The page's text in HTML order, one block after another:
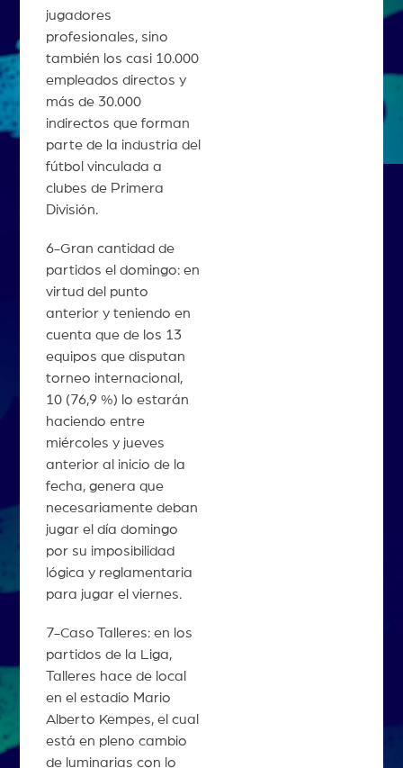
jugadores
profesionales, sino
también los casi 10.000
empleados directos y
más de 30.000
indirectos que forman
parte de la industria del
fútbol vinculada a
clubes de Primera
División.
6-Gran cantidad de
partidos el domingo: en
virtud del punto
anterior y teniendo en
cuenta que de los 13
equipos que disputan
torneo internacional,
10 (76,9 %) lo estarán
haciendo entre
miércoles y jueves
anterior al inicio de la
fecha, genera que
necesariamente deban
jugar el día domingo
por su imposibilidad
lógica y reglamentaria
para jugar el viernes.
7-Caso Talleres: en los
partidos de la Liga,
Talleres hace de local
en el estadio Mario
Alberto Kempes, el cual
está en pleno cambio
de luminarias con lo